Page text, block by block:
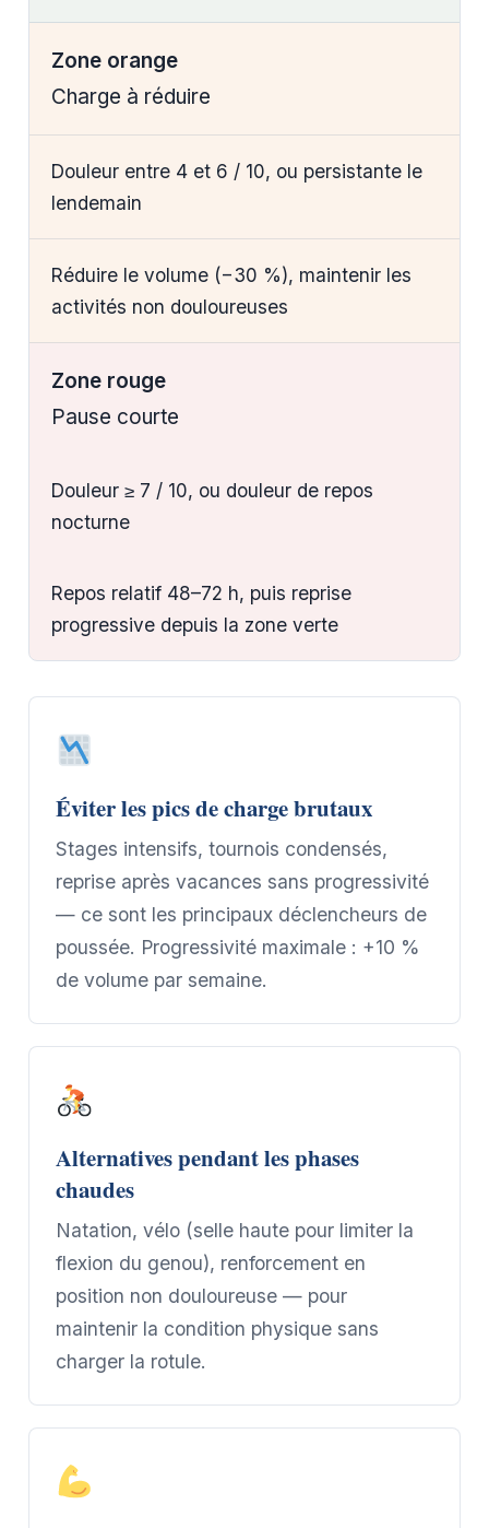
Zone orange
Charge à réduire
Douleur entre 4 et 6 / 10, ou persistante le
lendemain
Réduire le volume (−30 %), maintenir les
activités non douloureuses
Zone rouge
Pause courte
Douleur ≥ 7 / 10, ou douleur de repos
nocturne
Repos relatif 48–72 h, puis reprise
progressive depuis la zone verte
Éviter les pics de charge brutaux
Stages intensifs, tournois condensés,
reprise après vacances sans progressivité
— ce sont les principaux déclencheurs de
poussée. Progressivité maximale : +10 %
de volume par semaine.
Alternatives pendant les phases
chaudes
Natation, vélo (selle haute pour limiter la
flexion du genou), renforcement en
position non douloureuse — pour
maintenir la condition physique sans
charger la rotule.